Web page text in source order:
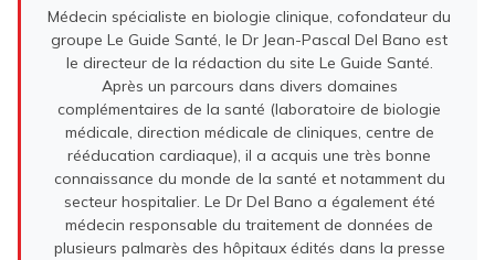
Médecin spécialiste en biologie clinique, cofondateur du
groupe Le Guide Santé, le Dr Jean-Pascal Del Bano est
le directeur de la rédaction du site Le Guide Santé.
Après un parcours dans divers domaines
complémentaires de la santé (laboratoire de biologie
médicale, direction médicale de cliniques, centre de
rééducation cardiaque), il a acquis une très bonne
connaissance du monde de la santé et notamment du
secteur hospitalier. Le Dr Del Bano a également été
médecin responsable du traitement de données de
plusieurs palmarès des hôpitaux édités dans la presse